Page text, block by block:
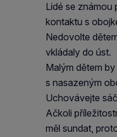
Lidé se známou
kontaktu s
Nedovolte
vkládaly do úst.
Malým dětem
s nasazeným
Uchovávejte
Ačkoli
měl sundat,